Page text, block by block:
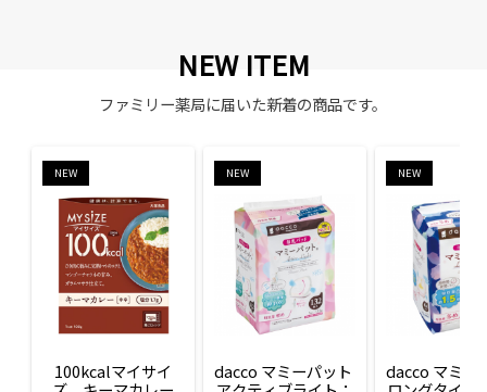
NEW ITEM
ファミリー薬局に届いた新着の商品です。
NEW
100kcalマイサイ
NEW
dacco マミーパット
NEW
dacco マミー